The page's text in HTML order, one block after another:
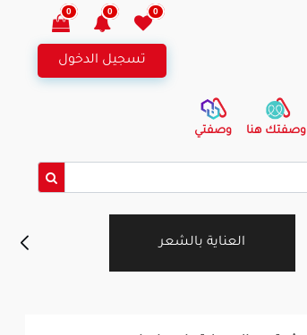
0
0
0
تسجيل الدخول
وصفتك هنا وصفتي
العناية بالشعر
نزلات البرد